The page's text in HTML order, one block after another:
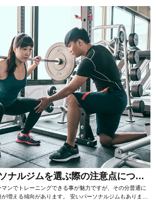
ナルジムを選ぶ際の注意点につい
ンでトレーニングできる事が魅力ですが、その分普通に
ります。 安いパーソナルジムもあります